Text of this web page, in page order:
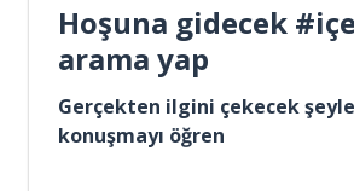
Hoşuna gidecek
arama yap
Gerçekten ilgini çekecek
konuşmayı öğren